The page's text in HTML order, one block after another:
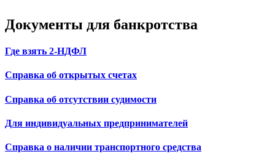
Документы для банкротства
Где взять 2-НДФЛ
Справка об открытых счетах
Справка об отсутствии судимости
Для индивидуальных предпринимателей
Справка о наличии транспортного средства